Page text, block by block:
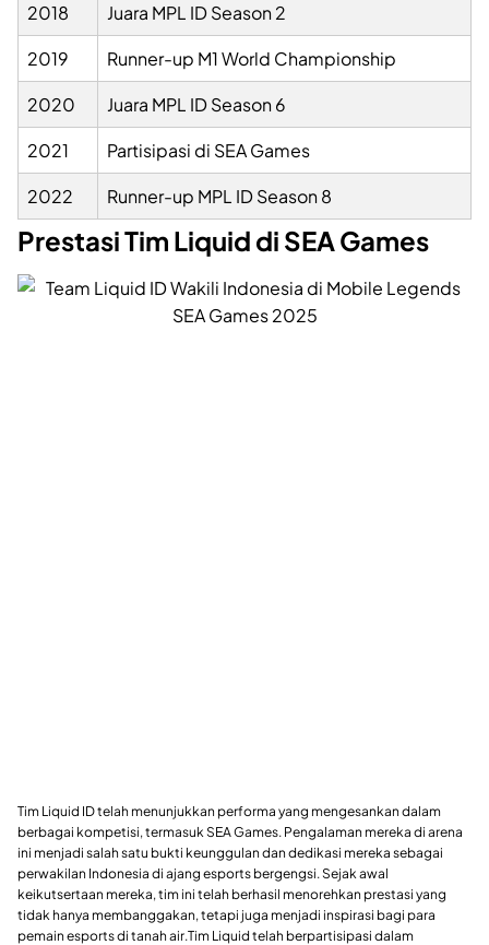
2018
Juara MPL ID Season 2
2019
Runner-up M1 World Championship
2020
Juara MPL ID Season 6
2021
Partisipasi di SEA Games
2022
Runner-up MPL ID Season 8
Prestasi Tim Liquid di SEA Games
Tim Liquid ID telah menunjukkan performa yang mengesankan dalam
berbagai kompetisi, termasuk SEA Games. Pengalaman mereka di arena
ini menjadi salah satu bukti keunggulan dan dedikasi mereka sebagai
perwakilan Indonesia di ajang esports bergengsi. Sejak awal
keikutsertaan mereka, tim ini telah berhasil menorehkan prestasi yang
tidak hanya membanggakan, tetapi juga menjadi inspirasi bagi para
pemain esports di tanah air.Tim Liquid telah berpartisipasi dalam